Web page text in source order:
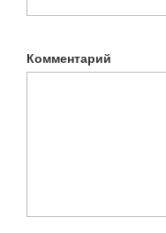
Комментарий